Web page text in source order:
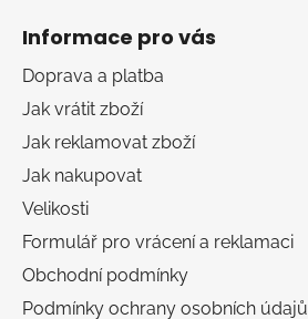
Informace pro vás
Doprava a platba
Jak vrátit zboží
Jak reklamovat zboží
Jak nakupovat
Velikosti
Formulář pro vrácení a reklamaci
Obchodní podmínky
Podmínky ochrany osobních údajů